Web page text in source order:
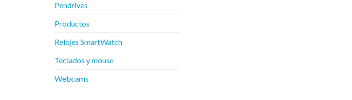
Pendrives
Productos
Relojes SmartWatch
Teclados y mouse
Webcams